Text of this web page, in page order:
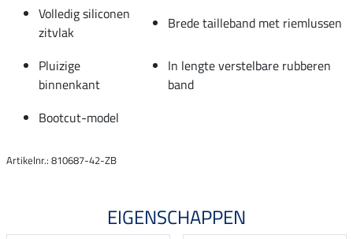
Volledig siliconen
zitvlak
Brede tailleband met riemlussen
Pluizige
binnenkant
In lengte verstelbare rubberen
band
Bootcut-model
Artikelnr.: 810687-42-ZB
EIGENSCHAPPEN